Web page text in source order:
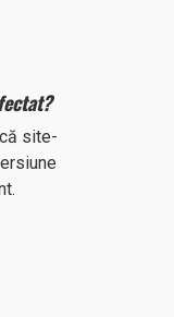
site-